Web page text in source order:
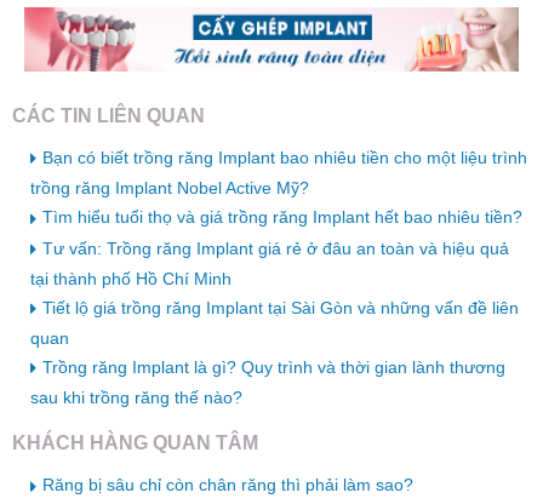
CÁC TIN LIÊN QUAN
Bạn có biết trồng răng Implant bao nhiêu tiền cho một liệu trình
trồng răng Implant Nobel Active Mỹ?
Tìm hiểu tuổi thọ và giá trồng răng Implant hết bao nhiêu tiền?
Tư vấn: Trồng răng Implant giá rẻ ở đâu an toàn và hiệu quả
tại thành phố Hồ Chí Minh
Tiết lộ giá trồng răng Implant tại Sài Gòn và những vấn đề liên
quan
Trồng răng Implant là gì? Quy trình và thời gian lành thương
sau khi trồng răng thế nào?
KHÁCH HÀNG QUAN TÂM
Răng bị sâu chỉ còn chân răng thì phải làm sao?